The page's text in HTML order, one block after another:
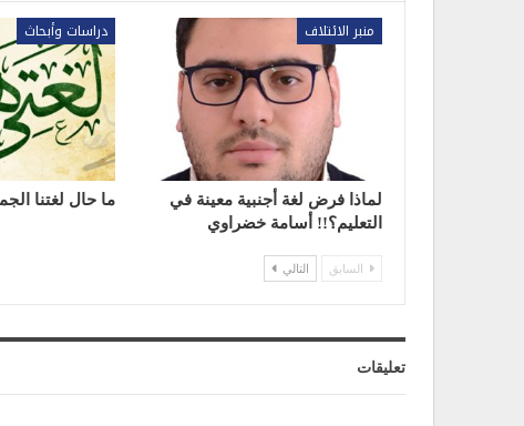
منبر الائتلاف
لماذا فرض لغة أجنبية معينة في
التعليم؟!! أسامة خضراوي
دراسات وأبحاث
ما حال لغتنا
السابق التالي
تعليقات